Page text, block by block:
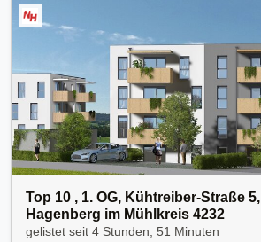
Top 10 , 1. OG, Kühtreiber-Straße 5,
Hagenberg im Mühlkreis 4232
gelistet seit 4 Stunden, 51 Minuten